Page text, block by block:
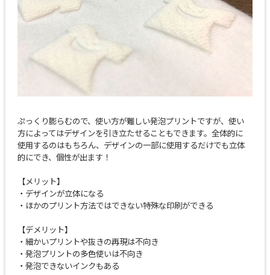
ぷっくり膨らむので、使い方が難しい発泡プリントですが、使い
方によってはデザインを引き立たせることもできます。全体的に
使用するのはもちろん、デザインの一部に使用するだけでも立体
的にでき、個性が出ます！
【メリット】
・デザインが立体になる
・ほかのプリント方法ではできない特殊な印刷ができる
【デメリット】
・細かいプリントや抜きの再現は不向き
・発泡プリントの多色使いは不向き
・発泡できないインクもある